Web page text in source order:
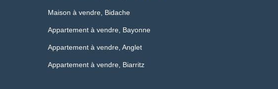
Maison à vendre, Bidache
Appartement à vendre, Bayonne
Appartement à vendre, Anglet
Appartement à vendre, Biarritz